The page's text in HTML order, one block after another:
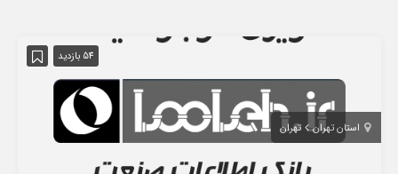
54 بازدید
استان تهران تهران